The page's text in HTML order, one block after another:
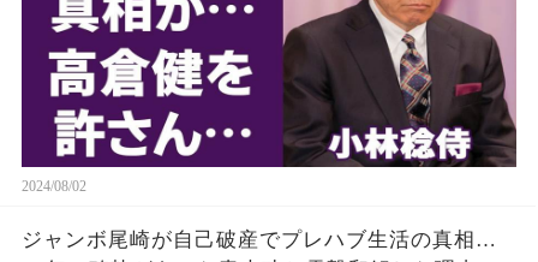
2024/08/02
ジャンボ尾崎が自己破産でプレハブ生活の真相…